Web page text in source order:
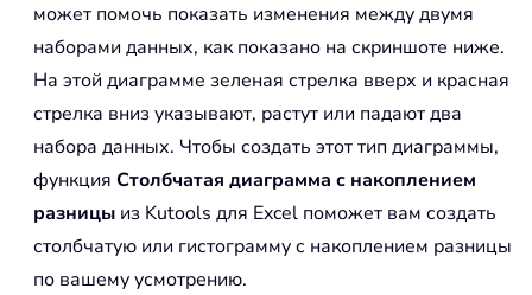
может помочь показать изменения между двумя
наборами данных, как показано на скриншоте ниже.
На этой диаграмме зеленая стрелка вверх и красная
стрелка вниз указывают, растут или падают два
набора данных. Чтобы создать этот тип диаграммы,
функция Столбчатая диаграмма с накоплением
разницы из Kutools для Excel поможет вам создать
столбчатую или гистограмму с накоплением разницы
по вашему усмотрению.